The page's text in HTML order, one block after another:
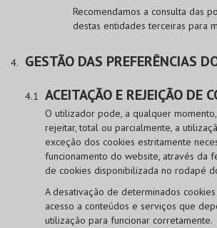
Recomendamos a consulta das
destas entidades terceiras para
GESTÃO DAS PREFERÊNCIAS
ACEITAÇÃO E REJEIÇÃO DE
O utilizador pode, a qualquer
rejeitar, total ou parcialmente, a
exceção dos cookies estritamente
funcionamento do website, através da
de cookies disponibilizada no rodapé
A desativação de determinados
acesso a conteúdos e serviços que
utilização para funcionar corretamente.